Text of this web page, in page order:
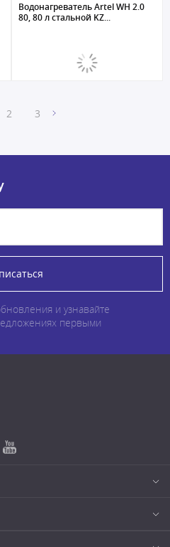
Водонагреватель Artel WH 2.0
80, 80 л стальной KZ...
2 3
и узнавайте
первыми